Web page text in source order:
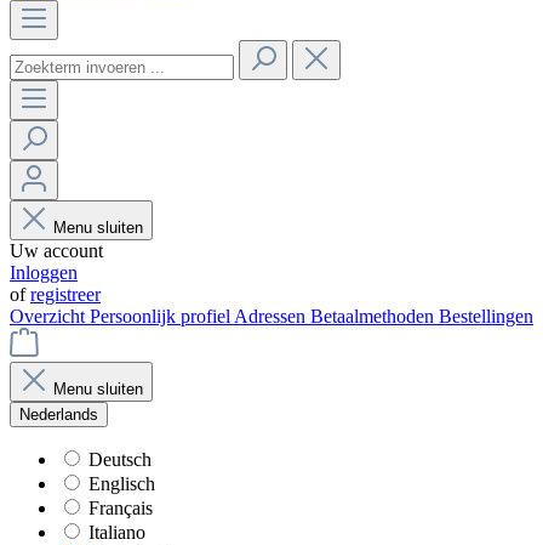
Menu sluiten
Uw account
Inloggen
ofregistreer
Overzicht Persoonlijk profiel Adressen Betaalmethoden Bestellingen
Menu sluiten
Nederlands
Deutsch
Englisch
Français
Italiano